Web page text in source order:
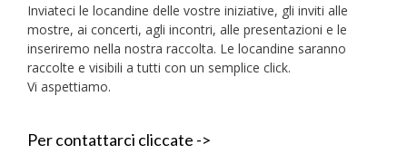
Inviateci le locandine delle vostre iniziative, gli inviti alle
mostre, ai concerti, agli incontri, alle presentazioni e le
inseriremo nella nostra raccolta. Le locandine saranno
raccolte e visibili a tutti con un semplice click.
Vi aspettiamo.
Per contattarci cliccate ->